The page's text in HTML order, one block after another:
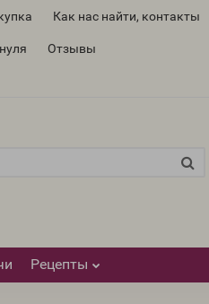
Как нас найти, контакты
Отзывы
Рецепты